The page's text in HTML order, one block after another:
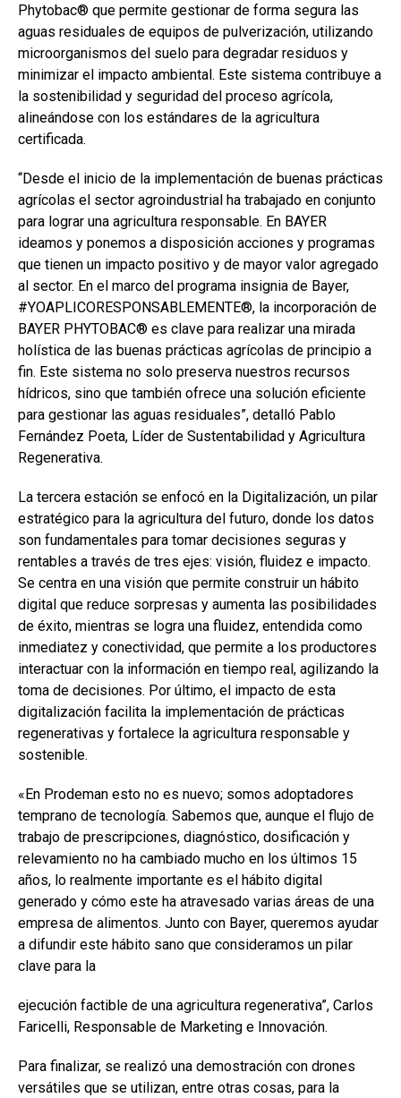
Phytobac® que permite gestionar de forma segura las
aguas residuales de equipos de pulverización, utilizando
microorganismos del suelo para degradar residuos y
minimizar el impacto ambiental. Este sistema contribuye a
la sostenibilidad y seguridad del proceso agrícola,
alineándose con los estándares de la agricultura
certificada.
“Desde el inicio de la implementación de buenas prácticas
agrícolas el sector agroindustrial ha trabajado en conjunto
para lograr una agricultura responsable. En BAYER
ideamos y ponemos a disposición acciones y programas
que tienen un impacto positivo y de mayor valor agregado
al sector. En el marco del programa insignia de Bayer,
#YOAPLICORESPONSABLEMENTE®, la incorporación de
BAYER PHYTOBAC® es clave para realizar una mirada
holística de las buenas prácticas agrícolas de principio a
fin. Este sistema no solo preserva nuestros recursos
hídricos, sino que también ofrece una solución eficiente
para gestionar las aguas residuales”, detalló Pablo
Fernández Poeta, Líder de Sustentabilidad y Agricultura
Regenerativa.
La tercera estación se enfocó en la Digitalización, un pilar
estratégico para la agricultura del futuro, donde los datos
son fundamentales para tomar decisiones seguras y
rentables a través de tres ejes: visión, fluidez e impacto.
Se centra en una visión que permite construir un hábito
digital que reduce sorpresas y aumenta las posibilidades
de éxito, mientras se logra una fluidez, entendida como
inmediatez y conectividad, que permite a los productores
interactuar con la información en tiempo real, agilizando la
toma de decisiones. Por último, el impacto de esta
digitalización facilita la implementación de prácticas
regenerativas y fortalece la agricultura responsable y
sostenible.
«En Prodeman esto no es nuevo; somos adoptadores
temprano de tecnología. Sabemos que, aunque el flujo de
trabajo de prescripciones, diagnóstico, dosificación y
relevamiento no ha cambiado mucho en los últimos 15
años, lo realmente importante es el hábito digital
generado y cómo este ha atravesado varias áreas de una
empresa de alimentos. Junto con Bayer, queremos ayudar
a difundir este hábito sano que consideramos un pilar
clave para la
ejecución factible de una agricultura regenerativa”, Carlos
Faricelli, Responsable de Marketing e Innovación.
Para finalizar, se realizó una demostración con drones
versátiles que se utilizan, entre otras cosas, para la